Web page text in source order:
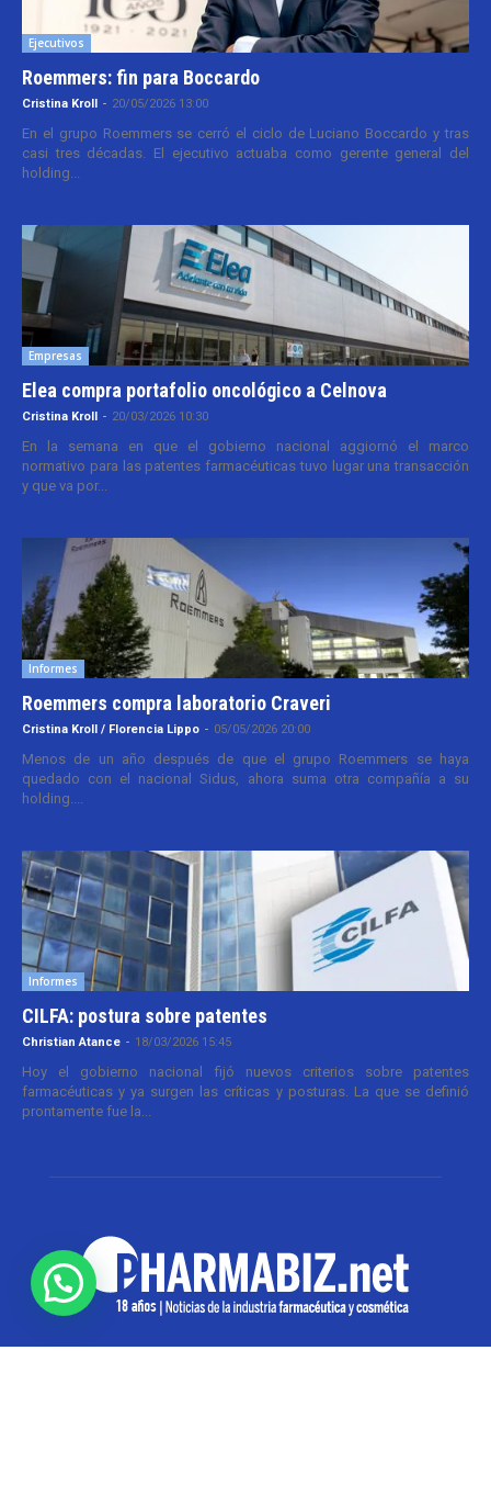
Ejecutivos
Roemmers: fin para Boccardo
Cristina Kroll - 20/05/2026 13:00
En el grupo Roemmers se cerró el ciclo de Luciano Boccardo y tras
casi tres décadas. El ejecutivo actuaba como gerente general del
holding...
Empresas
Elea compra portafolio oncológico a Celnova
Cristina Kroll - 20/03/2026 10:30
En la semana en que el gobierno nacional aggiornó el marco
normativo para las patentes farmacéuticas tuvo lugar una transacción
y que va por...
Informes
Roemmers compra laboratorio Craveri
Cristina Kroll / Florencia Lippo - 05/05/2026 20:00
Menos de un año después de que el grupo Roemmers se haya
quedado con el nacional Sidus, ahora suma otra compañía a su
holding....
Informes
CILFA: postura sobre patentes
Christian Atance - 18/03/2026 15:45
Hoy el gobierno nacional fijó nuevos criterios sobre patentes
farmacéuticas y ya surgen las críticas y posturas. La que se definió
prontamente fue la...